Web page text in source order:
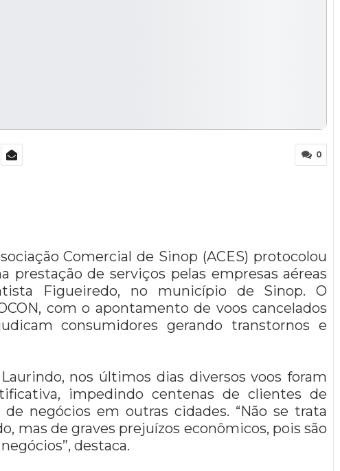
0
Comercial de Sinop (ACES) protocolou
de serviços pelas empresas aéreas
Figueiredo, no município de Sinop. O
com o apontamento de voos cancelados
consumidores gerando transtornos e
nos últimos dias diversos voos foram
impedindo centenas de clientes de
negócios em outras cidades. “Não se trata
mas de graves prejuízos econômicos, pois são
destaca.